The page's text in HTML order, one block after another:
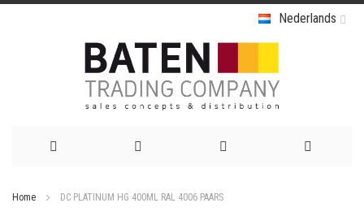
Nederlands
Home DC PLATINUM HG 400ML RAL 4006 PAARS